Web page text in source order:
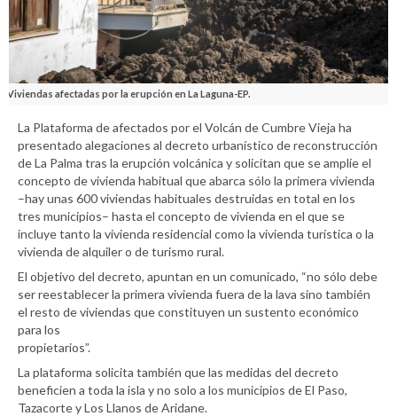
Viviendas afectadas por la erupción en La Laguna-EP.
La Plataforma de afectados por el Volcán de Cumbre Vieja ha
presentado alegaciones al decreto urbanístico de reconstrucción
de La Palma tras la erupción volcánica y solicitan que se amplíe el
concepto de vivienda habitual que abarca sólo la primera vivienda
–hay unas 600 viviendas habituales destruidas en total en los
tres municipios– hasta el concepto de vivienda en el que se
incluye tanto la vivienda residencial como la vivienda turística o la
vivienda de alquiler o de turismo rural.
El objetivo del decreto, apuntan en un comunicado, “no sólo debe
ser reestablecer la primera vivienda fuera de la lava sino también
el resto de viviendas que constituyen un sustento económico
para los
propietarios”.
La plataforma solicita también que las medidas del decreto
beneficien a toda la isla y no solo a los municipios de El Paso,
Tazacorte y Los Llanos de Aridane.